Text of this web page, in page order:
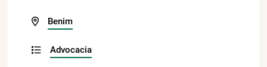
Benim
Advocacia